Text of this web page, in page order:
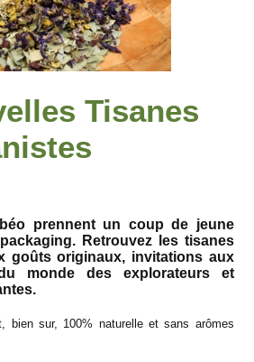
Tisanes
prennent un coup de jeune
Retrouvez les tisanes
goûts originaux, invitations aux
monde des explorateurs et
bien sur, 100% naturelle et sans arômes